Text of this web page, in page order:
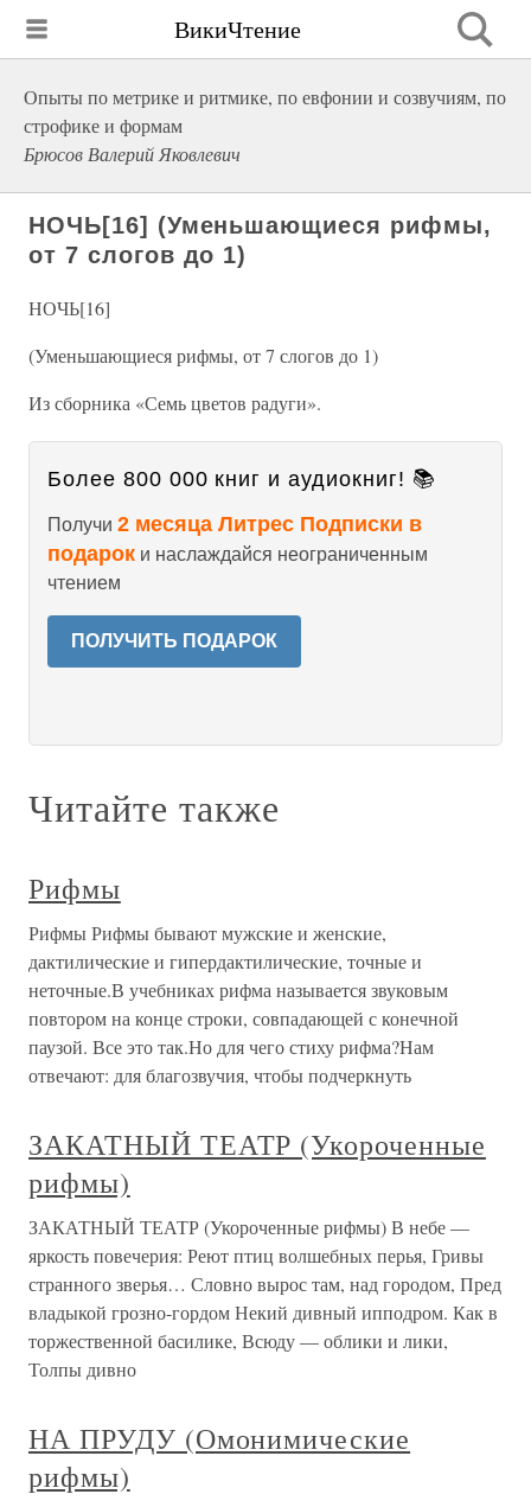
ВикиЧтение
Опыты по метрике и ритмике, по евфонии и созвучиям, по
строфике и формам
Брюсов Валерий Яковлевич
НОЧЬ[16] (Уменьшающиеся рифмы,
от 7 слогов до 1)
НОЧЬ[16]
(Уменьшающиеся рифмы, от 7 слогов до 1)
Из сборника «Семь цветов радуги».
Более 800 000 книг и аудиокниг! 📚
Получи 2 месяца Литрес Подписки в
подарок и наслаждайся неограниченным
чтением
ПОЛУЧИТЬ ПОДАРОК
Читайте также
Рифмы
Рифмы Рифмы бывают мужские и женские,
дактилические и гипердактилические, точные и
неточные.В учебниках рифма называется звуковым
повтором на конце строки, совпадающей с конечной
паузой. Все это так.Но для чего стиху рифма?Нам
отвечают: для благозвучия, чтобы подчеркнуть
ЗАКАТНЫЙ ТЕАТР (Укороченные
рифмы)
ЗАКАТНЫЙ ТЕАТР (Укороченные рифмы) В небе —
яркость повечерия: Реют птиц волшебных перья, Гривы
странного зверья… Словно вырос там, над городом, Пред
владыкой грозно-гордом Некий дивный ипподром. Как в
торжественной басилике, Всюду — облики и лики,
Толпы дивно
НА ПРУДУ (Омонимические
рифмы)